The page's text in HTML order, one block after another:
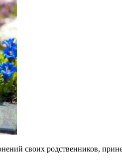
своих родственников,